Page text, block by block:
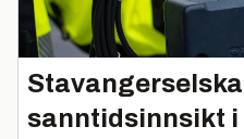
sanntidsinnsikt